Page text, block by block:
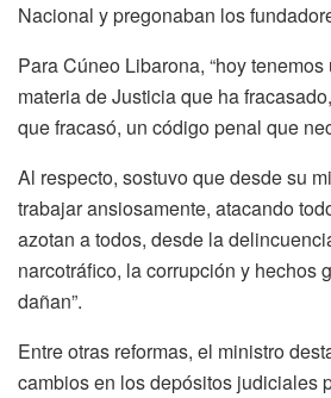
Nacional y pregonaban los
Para Cúneo Libarona, “hoy
materia de Justicia que ha
que fracasó, un código penal que
Al respecto, sostuvo que desde su
trabajar ansiosamente, atacando
azotan a todos, desde la
narcotráfico, la corrupción y hechos
dañan”.
Entre otras reformas, el ministro
cambios en los depósitos judiciales